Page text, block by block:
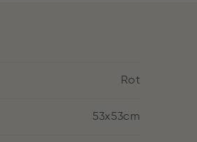
Rot
53x53cm